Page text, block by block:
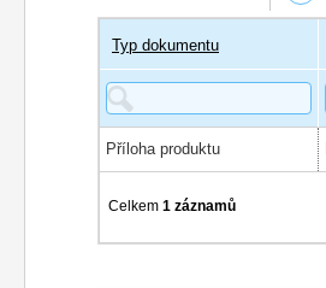
Typ dokumentu
Příloha produktu
Celkem1 záznamů